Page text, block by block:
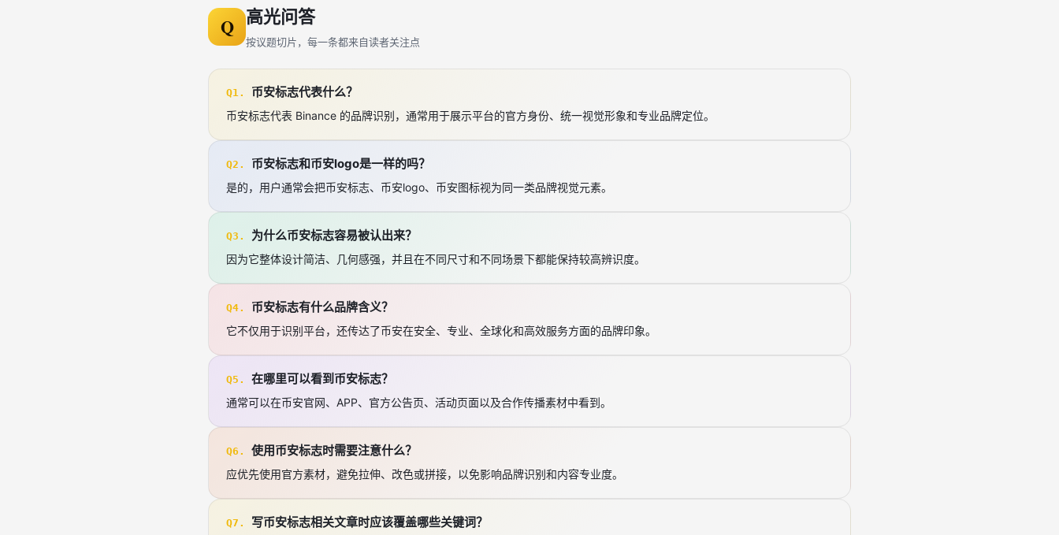
Q 高光问答
按议题切片，每一条都来自读者关注点
Q1. 币安标志代表什么？
币安标志代表 Binance 的品牌识别，通常用于展示平台的官方身份、统一视觉形象和专业品牌定位。
Q2. 币安标志和币安logo是一样的吗？
是的，用户通常会把币安标志、币安logo、币安图标视为同一类品牌视觉元素。
Q3. 为什么币安标志容易被认出来？
因为它整体设计简洁、几何感强，并且在不同尺寸和不同场景下都能保持较高辨识度。
Q4. 币安标志有什么品牌含义？
它不仅用于识别平台，还传达了币安在安全、专业、全球化和高效服务方面的品牌印象。
Q5. 在哪里可以看到币安标志？
通常可以在币安官网、APP、官方公告页、活动页面以及合作传播素材中看到。
Q6. 使用币安标志时需要注意什么？
应优先使用官方素材，避免拉伸、改色或拼接，以免影响品牌识别和内容专业度。
Q7. 写币安标志相关文章时应该覆盖哪些关键词？